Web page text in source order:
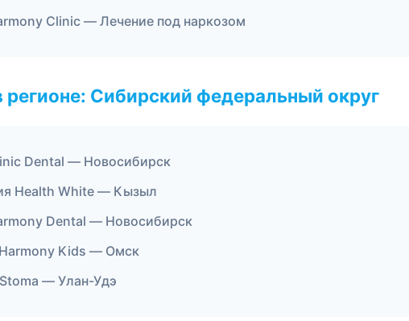
Clinic — Лечение под наркозом
регионе: Сибирский федеральный округ
Dental — Новосибирск
Health White — Кызыл
Dental — Новосибирск
Kids — Омск
— Улан-Удэ